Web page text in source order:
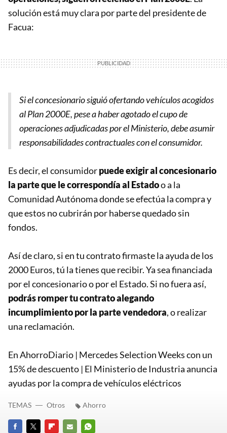
solución está muy clara por parte del presidente de
Facua:
Si el concesionario siguió ofertando vehículos acogidos
al Plan 2000E, pese a haber agotado el cupo de
operaciones adjudicadas por el Ministerio, debe asumir
responsabilidades contractuales con el consumidor.
Es decir, el consumidorpuede exigir al concesionario
la parte que le correspondía al Estadoo a la
Comunidad Autónoma donde se efectúa la compra y
que estos no cubrirán por haberse quedado sin
fondos.
Así de claro, si en tu contrato firmaste la ayuda de los
2000 Euros, tú la tienes que recibir. Ya sea financiada
por el concesionario o por el Estado. Si no fuera así,
podrás romper tu contrato alegando
incumplimiento por la parte vendedora, o realizar
una reclamación.
En AhorroDiario | Mercedes Selection Weeks con un
15% de descuento | El Ministerio de Industria anuncia
ayudas por la compra de vehículos eléctricos
TEMAS Otros Ahorro